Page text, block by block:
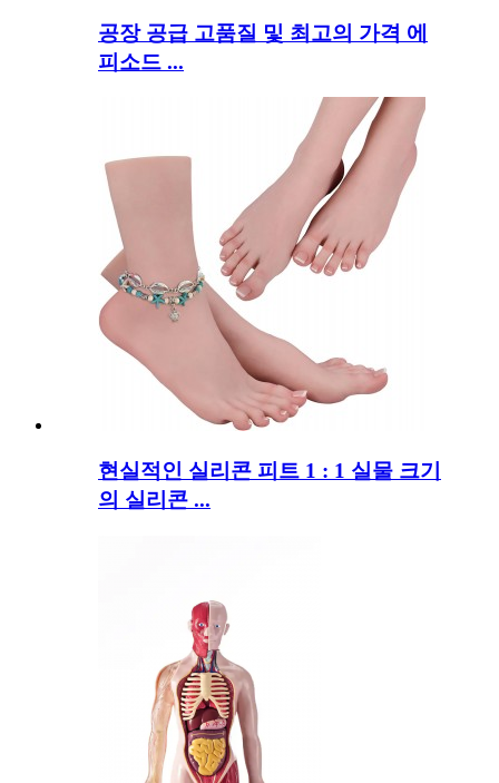
공장 공급 고품질 및 최고의 가격 에
피소드 ...
현실적인 실리콘 피트 1 : 1 실물 크기
의 실리콘 ...